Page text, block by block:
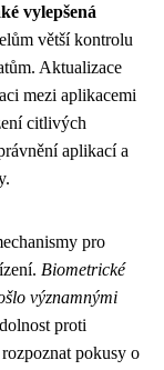
vylepšená
větší kontrolu
Aktualizace
mezi aplikacemi
citlivých
aplikací a
pro
Biometrické
významnými
proti
pokusy o